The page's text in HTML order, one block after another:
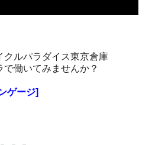
クルパラダイス東京倉庫
働いてみませんか？
ゲージ]